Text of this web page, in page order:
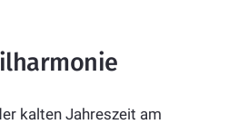
kalten Jahreszeit am